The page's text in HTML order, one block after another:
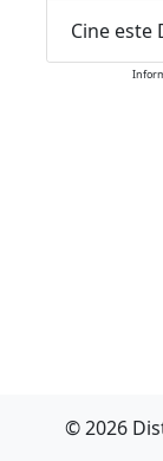
Cine este
© 2026